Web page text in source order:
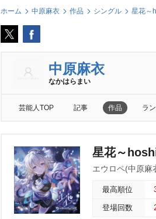
ホーム 中原麻衣 作品 シングル 星花～
中原麻衣
なかはらまい
芸能人TOP 記事 作品 ラ
星花～
エウロペ(中原麻
最高順位
登場回数